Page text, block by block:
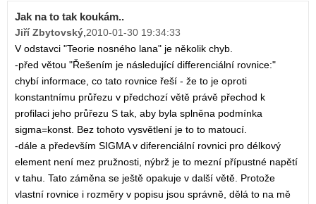
Jak na to tak koukám..
Jiří Zbytovský,2010-01-30 19:34:33
V odstavci "Teorie nosného lana" je několik chyb.
-před větou "Řešením je následující differenciální rovnice:"
chybí informace, co tato rovnice řeší - že to je oproti
konstantnímu průřezu v předchozí větě právě přechod k
profilaci jeho průřezu S tak, aby byla splněna podmínka
sigma=konst. Bez tohoto vysvětlení je to to matoucí.
-dále a především SIGMA v diferenciální rovnici pro délkový
element není mez pružnosti, nýbrž je to mezní přípustné napětí
v tahu. Tato záměna se ještě opakuje v další větě. Protože
vlastní rovnice i rozměry v popisu jsou správně, dělá to na mě